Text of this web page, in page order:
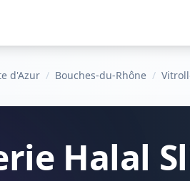
d'Azur / Bouches-du-Rhône /
Halal